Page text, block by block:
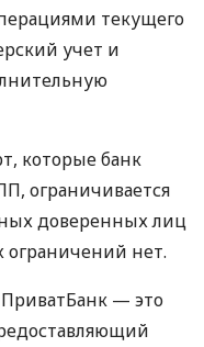
текущего
учет и
которые банк
ограничивается
доверенных лиц
нет.
ПриватБанк — это